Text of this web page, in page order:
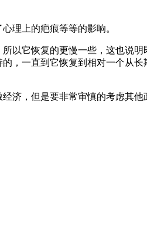
理上的疤痕等等的影响。
以它恢复的更慢一些，这也说
，一直到它恢复到相对一个从
济，但是要非常审慎的考虑其